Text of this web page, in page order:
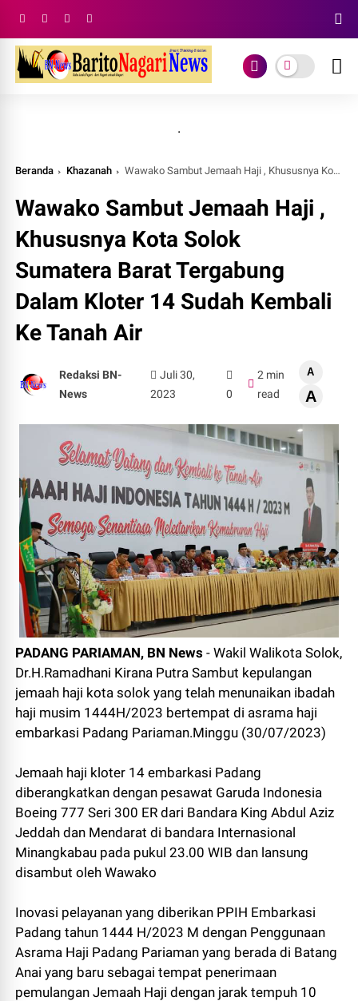
.
Beranda Khazanah Wawako Sambut Jemaah Haji , Khususnya Kota Solok Sumatera Barat Tergabung Dalam Kloter 14 Sudah Kembali Ke Tanah Air
Wawako Sambut Jemaah Haji ,
Khususnya Kota Solok
Sumatera Barat Tergabung
Dalam Kloter 14 Sudah Kembali
Ke Tanah Air
Redaksi BN-
News
Juli 30,
2023
0
2 min
read
A
A
PADANG PARIAMAN, BN News - Wakil Walikota Solok,
Dr.H.Ramadhani Kirana Putra Sambut kepulangan
jemaah haji kota solok yang telah menunaikan ibadah
haji musim 1444H/2023 bertempat di asrama haji
embarkasi Padang Pariaman.Minggu (30/07/2023)
Jemaah haji kloter 14 embarkasi Padang
diberangkatkan dengan pesawat Garuda Indonesia
Boeing 777 Seri 300 ER dari Bandara King Abdul Aziz
Jeddah dan Mendarat di bandara Internasional
Minangkabau pada pukul 23.00 WIB dan lansung
disambut oleh Wawako
Inovasi pelayanan yang diberikan PPIH Embarkasi
Padang tahun 1444 H/2023 M dengan Penggunaan
Asrama Haji Padang Pariaman yang berada di Batang
Anai yang baru sebagai tempat penerimaan
pemulangan Jemaah Haji dengan jarak tempuh 10